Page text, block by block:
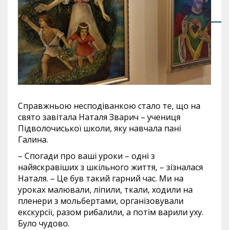
Справжньою несподіванкою стало те, що на
свято завітала Наталя Зварич – учениця
Підволочиської школи, яку навчала пані
Галина.
– Спогади про ваші уроки – одні з
найяскравіших з шкільного життя, – зізналася
Наталя. – Це був такий гарний час. Ми на
уроках малювали, ліпили, ткали, ходили на
пленери з мольбертами, організовували
екскурсії, разом рибалили, а потім варили уху.
Було чудово.